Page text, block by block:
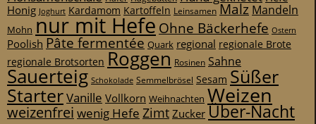
Honig Joghurt Kardamom Kartoffeln Leinsamen Malz Mandeln
Mohn nur mit Hefe Ohne Bäckerhefe Ostern
Poolish Pâte fermentée Quark regional regionale Brote
regionale Brotsorten Roggen Rosinen Sahne
Sauerteig Schokolade Semmelbrösel Sesam Süßer
StarterVanille Vollkorn Weihnachten Weizen
weizenfrei wenig Hefe ZimtZuckerÜber-Nacht